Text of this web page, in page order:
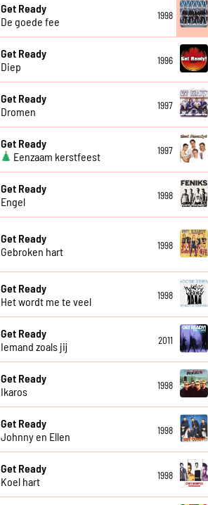
Get Ready
De goede fee
1998
Get Ready
Diep
1996
Get Ready
Dromen
1997
Get Ready
Eenzaam kerstfeest
1997
Get Ready
Engel
1998
Get Ready
Gebroken hart
1998
Get Ready
Het wordt me te veel
1998
Get Ready
Iemand zoals jij
2011
Get Ready
Ikaros
1998
Get Ready
Johnny en Ellen
1998
Get Ready
Koel hart
1998